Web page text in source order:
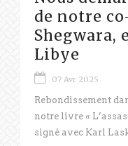
de notre
Shegwara,
Libye
07 Avr 2025
Rebondissement
notre livre «
signé avec Karl